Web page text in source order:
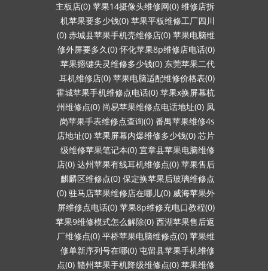
主板店(0) 苹果14摄像头维修网(0) 维修店拆
机苹果要多少钱(0) 苹果平板维修工厂四川
(0) 赤城县苹果手机壳维修店(0) 苹果电脑维
修外屏要多久(0) 怀化苹果8p维修店电话(0)
苹果摁键失灵维修多少钱(0) 东莞苹果二代
耳机维修店(0) 苹果电脑适配维修价格表(0)
霍城苹果手机维修点电话(0) 苹果x换屏幕杭
州维修点(0) 尚易苹果维修点电话地址(0) 凤
岗苹果手表维修点查询(0) 番禺苹果维修4s
店地址(0) 苹果屏幕内爆维修多少钱(0) 芯片
级维修苹果笔记本(0) 宜章县苹果电脑维修
店(0) 达州苹果有线耳机维修点(0) 苹果售后
麒麟区维修点(0) 保定换苹果后玻璃维修点
(0) 驻马店苹果维修店在哪儿(0) 威海苹果外
屏维修点电话(0) 苹果8p维修充电口教程(0)
苹果9维修模式怎么解除(0) 西湖苹果售后返
厂维修点(0) 平桥苹果电脑维修点(0) 苹果维
修单新序列号在哪(0) 屯留县苹果手机维修
点(0) 赣州苹果手机降级维修点(0) 苹果维修